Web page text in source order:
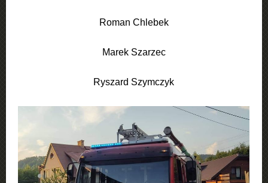
Roman Chlebek
Marek Szarzec
Ryszard Szymczyk